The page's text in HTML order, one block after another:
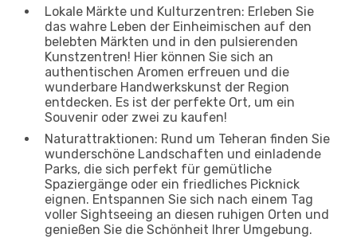
Lokale Märkte und Kulturzentren: Erleben Sie
das wahre Leben der Einheimischen auf den
belebten Märkten und in den pulsierenden
Kunstzentren! Hier können Sie sich an
authentischen Aromen erfreuen und die
wunderbare Handwerkskunst der Region
entdecken. Es ist der perfekte Ort, um ein
Souvenir oder zwei zu kaufen!
Naturattraktionen: Rund um Teheran finden Sie
wunderschöne Landschaften und einladende
Parks, die sich perfekt für gemütliche
Spaziergänge oder ein friedliches Picknick
eignen. Entspannen Sie sich nach einem Tag
voller Sightseeing an diesen ruhigen Orten und
genießen Sie die Schönheit Ihrer Umgebung.